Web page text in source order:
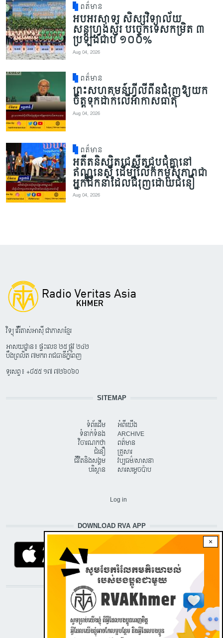
ពត៌មាន
អបអរសាទរ សិស្សវិទ្យាល័យ
សន្តហ្វ្រង់ស្វ័រ បច្ចេកទេសកម្រិត ៣
ប្រឡងជាប់ ១០០%
Aug 04, 2026
ពត៌មាន
ព្រះសហគមន៍ហ្វីលីពីនជំរុញឱ្យយក
ចិត្តទុកដាក់លើអាកាសធាតុ
Aug 04, 2026
ពត៌មាន
អតីតនិស្សិតជេស្វីតជួបជុំគ្នានៅ
ឥណ្ឌូនេស៊ី ដើម្បីលើកកម្ពស់ភាពជា
អ្នកដឹកនាំដែលជំរុញដោយជំនឿ
Aug 04, 2026
×
វិទ្យុ វើរីតាស់អាស៊ី ជាភាសាខ្មែរ
អាសយដ្ឋាន៖ ផ្ទះលេខ ២៥ ផ្លូវ ២៤២
បឹងព្រលិត ៧មករា រាជធានីភ្នំពេញ
ទូរសព្ទ៖ +៨៥៥ ១៧ ៧២៦០៦០
SITEMAP
ទំព័រដើម
ទំនាក់ទំនង
វិចារណកថា
ជំនឿ
ជីវិតនិងសង្គម
បរិស្ថាន
អំពីយើង
ARCHIVE
ពត៌មាន
គ្រួសារ
វប្បធម៌/សាសនា
សារសម្តេចប៉ាប
Log in
DOWNLOAD RVA APP
STAY CONNECTED WITH US!